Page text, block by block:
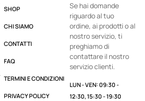
SHOP
CHI SIAMO
CONTATTI
FAQ
TERMINI E CONDIZIONI
PRIVACY POLICY
Se hai domande
riguardo al tuo
ordine, ai prodotti o al
nostro servizio, ti
preghiamo di
contattare il nostro
servizio clienti.
LUN - VEN: 09:30 -
12:30, 15:30 - 19:30